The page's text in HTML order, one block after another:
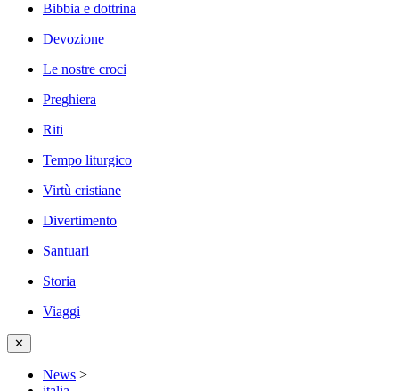
Bibbia e dottrina
Devozione
Le nostre croci
Preghiera
Riti
Tempo liturgico
Virtù cristiane
Divertimento
Santuari
Storia
Viaggi
✕
News >